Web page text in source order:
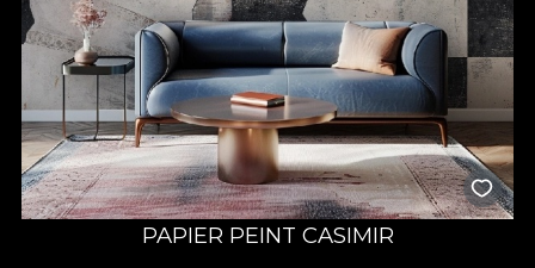
PAPIER PEINT CASIMIR